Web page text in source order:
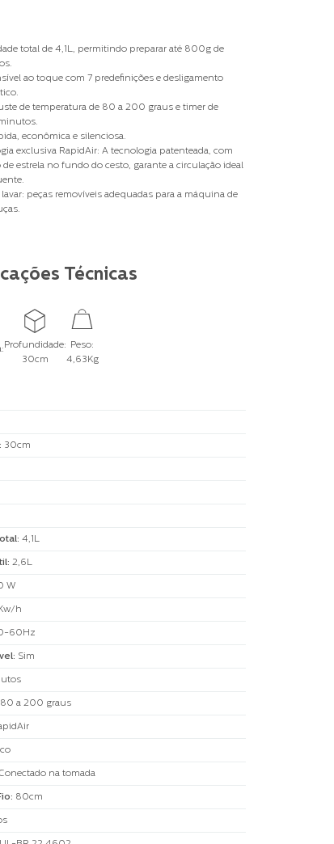
total de 4,1L, permitindo preparar até 800g de
ao toque com 7 predefinições e desligamento
de temperatura de 80 a 200 graus e timer de
econômica e silenciosa.
exclusiva RapidAir: A tecnologia patenteada, com
estrela no fundo do cesto, garante a circulação ideal
lavar: peças removíveis adequadas para a máquina de
Técnicas
Profundidade:
30cm
Peso:
4,63Kg
: 30cm
: 4,1L
: 2,6L
W
h
60Hz
: Sim
80 a 200 graus
na tomada
: 80cm